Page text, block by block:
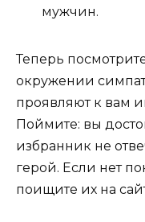
мужчин.
Теперь
окружении
проявляют к вам
Поймите: вы
избранник не
герой. Если нет
поищите их на